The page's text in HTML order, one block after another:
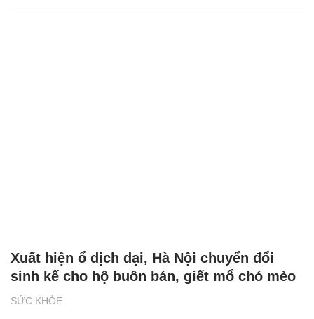
SỨC KHỎE
Xuất hiện ổ dịch dại, Hà Nội chuyển đổi
sinh kế cho hộ buôn bán, giết mổ chó mèo